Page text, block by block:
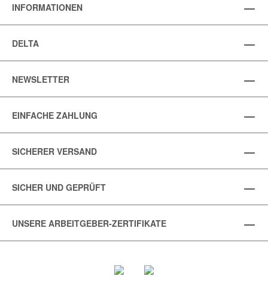
INFORMATIONEN
DELTA
NEWSLETTER
EINFACHE ZAHLUNG
SICHERER VERSAND
SICHER UND GEPRÜFT
UNSERE ARBEITGEBER-ZERTIFIKATE